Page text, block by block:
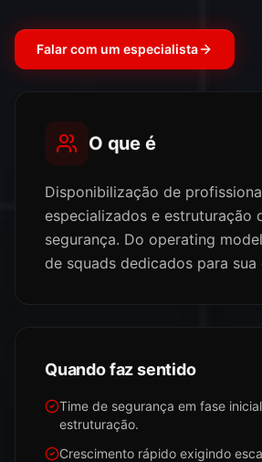
Falar com um especialista
O que é
Disponibilização de
especializados e estruturação
segurança. Do operating
de squads dedicados para sua
Quando faz sentido
Time de segurança em fase
estruturação.
Crescimento rápido exigindo